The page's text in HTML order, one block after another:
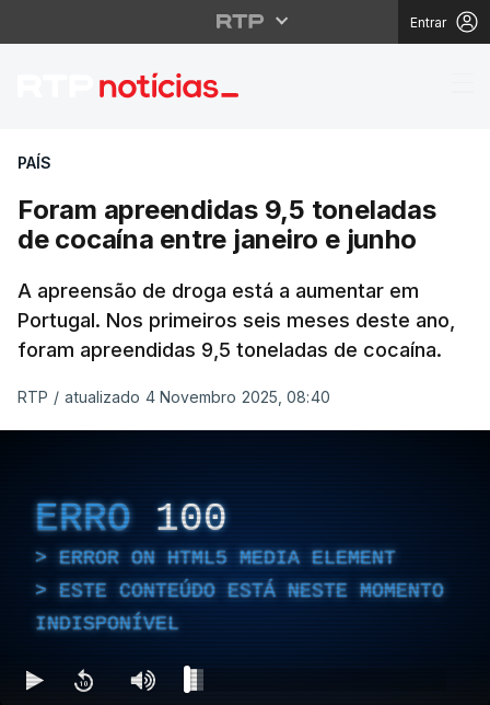
Entrar
Foram apreendidas
PAÍS
Foram apreendidas 9,5 toneladas
de cocaína entre janeiro e junho
A apreensão de droga está a aumentar em
Portugal. Nos primeiros seis meses deste ano,
foram apreendidas 9,5 toneladas de cocaína.
RTP / atualizado 4 Novembro 2025, 08:40
ERRO 100
ERROR ON HTML5 MEDIA ELEMENT
ESTE CONTEÚDO ESTÁ NESTE MOMENTO
INDISPONÍVEL